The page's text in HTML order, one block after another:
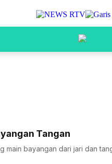
Tangan
main bayangan dari jari dan